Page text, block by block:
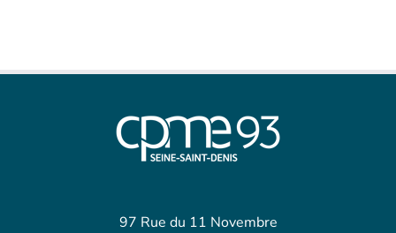
97 Rue du 11 Novembre